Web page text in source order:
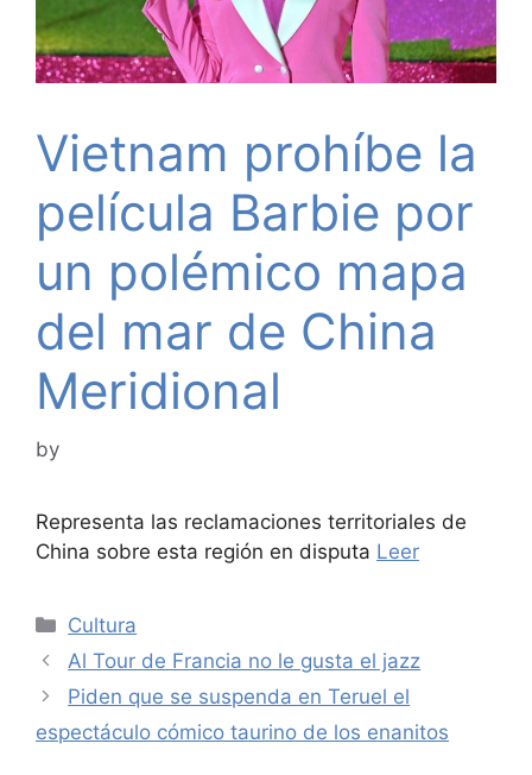
Vietnam prohíbe la
película Barbie por
un polémico mapa
del mar de China
Meridional
by
Representa las reclamaciones territoriales de
China sobre esta región en disputa Leer
Categories
Cultura
Al Tour de Francia no le gusta el jazz
Piden que se suspenda en Teruel el
espectáculo cómico taurino de los enanitos